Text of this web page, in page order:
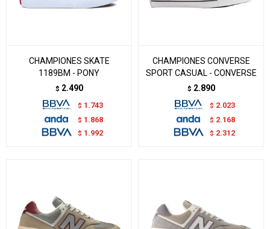
CHAMPIONES SKATE
1189BM - PONY
$ 2.490
$ 1.743
$ 1.868
$ 1.992
CHAMPIONES CONVERSE
SPORT CASUAL - CONVERSE
$ 2.890
$ 2.023
$ 2.168
$ 2.312